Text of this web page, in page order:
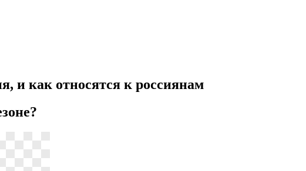
и как относятся к россиянам